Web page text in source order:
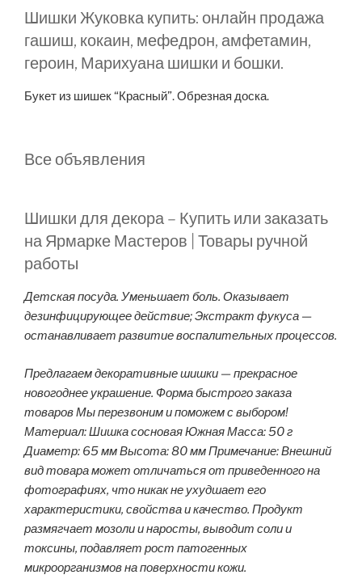
Шишки Жуковка купить: онлайн продажа
гашиш, кокаин, мефедрон, амфетамин,
героин, Марихуана шишки и бошки.
Букет из шишек “Красный”. Обрезная доска.
Все объявления
Шишки для декора – Купить или заказать
на Ярмарке Мастеров | Товары ручной
работы
Детская посуда. Уменьшает боль. Оказывает
дезинфицирующее действие; Экстракт фукуса —
останавливает развитие воспалительных процессов.
Предлагаем декоративные шишки — прекрасное
новогоднее украшение. Форма быстрого заказа
товаров Мы перезвоним и поможем с выбором!
Материал: Шишка сосновая Южная Масса: 50 г
Диаметр: 65 мм Высота: 80 мм Примечание: Внешний
вид товара может отличаться от приведенного на
фотографиях, что никак не ухудшает его
характеристики, свойства и качество. Продукт
размягчает мозоли и наросты, выводит соли и
токсины, подавляет рост патогенных
микроорганизмов на поверхности кожи.